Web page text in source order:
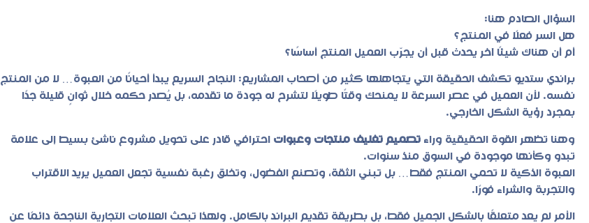
السؤال الصادم هنا:
هل السر فعلًا في المنتج؟
أم أن هناك شيئًا آخر يحدث قبل أن يجرّب العميل المنتج أساسًا؟
براندي ستديو تكشف الحقيقة التي يتجاهلها كثير من أصحاب المشاريع: النجاح السريع يبدأ أحيانًا من العبوة… لا من المنتج
نفسه. لأن العميل في عصر السرعة لا يمنحك وقتًا طويلًا لتشرح له جودة ما تقدمه، بل يُصدر حكمه خلال ثوانٍ قليلة جدًا
بمجرد رؤية الشكل الخارجي.
وهنا تظهر القوة الحقيقية وراء تصميم تغليف منتجات وعبوات احترافي قادر على تحويل مشروع ناشئ بسيط إلى علامة
تبدو وكأنها موجودة في السوق منذ سنوات.
العبوة الذكية لا تحمي المنتج فقط… بل تبني الثقة، وتصنع الفضول، وتخلق رغبة نفسية تجعل العميل يريد الاقتراب
والتجربة والشراء فورًا.
الأمر لم يعد متعلقًا بالشكل الجميل فقط، بل بطريقة تقديم البراند بالكامل. ولهذا تبحث العلامات التجارية الناجحة دائمًا عن